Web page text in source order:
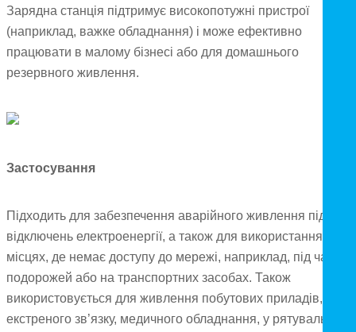
Зарядна станція підтримує високопотужні пристрої
(наприклад, важке обладнання) і може ефективно
працювати в малому бізнесі або для домашнього
резервного живлення.
Застосування
Підходить для забезпечення аварійного живлення під час
відключень електроенергії, а також для використання в
місцях, де немає доступу до мережі, наприклад, під час
подорожей або на транспортних засобах. Також
використовується для живлення побутових приладів,
екстреного зв’язку, медичного обладнання, у рятувальних